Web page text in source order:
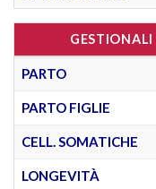
GESTIONALI
PARTO
PARTO FIGLIE
CELL. SOMATICHE
LONGEVITÀ